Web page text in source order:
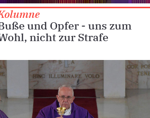
und Opfer - uns zum
nicht zur Strafe